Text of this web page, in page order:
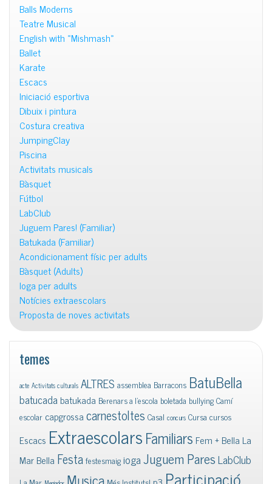
Balls Moderns
Teatre Musical
English with «Mishmash»
Ballet
Karate
Escacs
Iniciació esportiva
Dibuix i pintura
Costura creativa
JumpingClay
Piscina
Activitats musicals
Bàsquet
Fútbol
LabClub
Juguem Pares! (Familiar)
Batukada (Familiar)
Acondicionament físic per adults
Bàsquet (Adults)
Ioga per adults
Notícies extraescolars
Proposta de noves activitats
temes
acte Activitats culturals ALTRES assemblea Barracons BatuBella
batucadabatukada Berenars a l'escola boletada bullyingCamí
escolar capgrossacarnestoltes Casal concurs Cursa cursos
Escacs ExtraescolarsFamiliars Fem + Bella La
Mar Bella FestafestesmaigiogaJuguem ParesLabClub